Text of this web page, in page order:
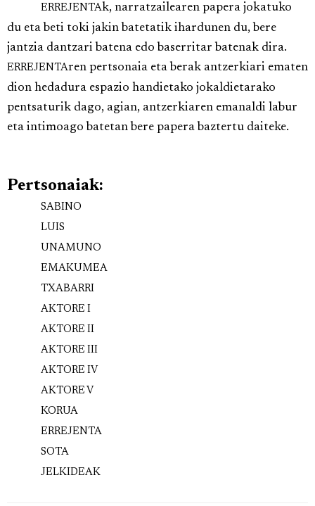
ERREJENTAk, narratzailearen papera jokatuko
du eta beti toki jakin batetatik ihardunen du, bere
jantzia dantzari batena edo baserritar batenak dira.
ERREJENTAren pertsonaia eta berak antzerkiari ematen
dion hedadura espazio handietako jokaldietarako
pentsaturik dago, agian, antzerkiaren emanaldi labur
eta intimoago batetan bere papera baztertu daiteke.
Pertsonaiak:
SABINO
LUIS
UNAMUNO
EMAKUMEA
TXABARRI
AKTORE I
AKTORE II
AKTORE III
AKTORE IV
AKTORE V
KORUA
ERREJENTA
SOTA
JELKIDEAK